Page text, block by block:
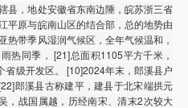
县，地处安徽省东南边陲，皖苏浙三省
平原与皖南山区的结合部，总的地势由
热带季风湿润气候区，全年气候温和，
热同季， [21]总面积1105平方千米，
省级开发区。 [10]2024年末，郎溪县户
郎溪县古称建平，建县于北宋端拱元
，战国属越，历经南宋、清末2次较大